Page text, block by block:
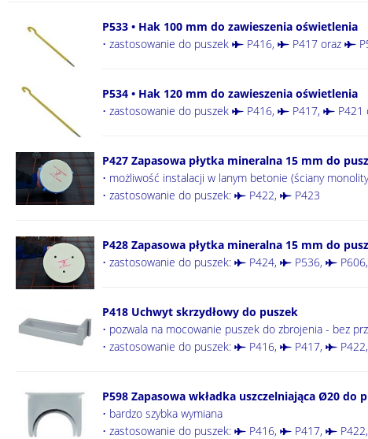
P533 • Hak 100 mm do zawieszenia oświetlenia
• zastosowanie do puszek
P416, P417 oraz
P534 • Hak 120 mm do zawieszenia oświetlenia
• zastosowanie do puszek
P416, P417, P421
P427 Zapasowa płytka mineralna 15 mm do
• możliwość instalacji w lanym betonie (ściany
• zastosowanie do puszek:
P422, P423
P428 Zapasowa płytka mineralna 15 mm do
• zastosowanie do puszek:
P424, P536, P606,
P418 Uchwyt skrzydłowy do puszek
• pozwala na mocowanie puszek do zbrojenia - bez
• zastosowanie do puszek:
P416, P417, P422,
P598 Zapasowa wkładka uszczelniająca Ø20 do
• bardzo szybka wymiana
• zastosowanie do puszek:
P416, P417, P422,